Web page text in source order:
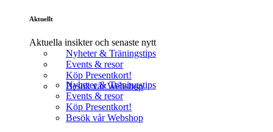
Aktuellt
Aktuella insikter och senaste nytt
Nyheter & Träningstips
Events & resor
Köp Presentkort!
Besök vår Webshop
Nyheter & Träningstips
Events & resor
Köp Presentkort!
Besök vår Webshop